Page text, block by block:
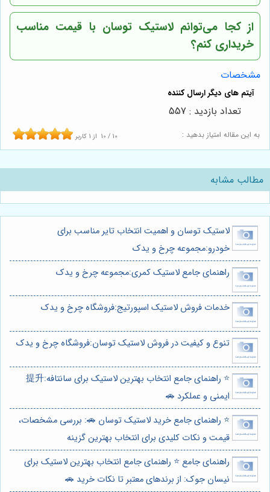
از کجا می‌توانم لاستیک توسان با قیمت مناسب
خریداری کنم؟
مشخصات
به این مقاله امتیاز بدهید : 10 / 10 از 1 کاربر
تعداد بازدید : 557
مطالب مشابه
لاستیک توسان و اهمیت انتخاب تایر مناسب برای
خودرو:مجموعه چرخ و یدک
راهنمای جامع لاستیک کمری:مجموعه چرخ و یدک
خدمات فروش لاستیک اسپورتیج:فروشگاه چرخ و یدک
تنوع و کیفیت در فروش لاستیک توسان:فروشگاه چرخ و یدک
⭐️ راهنمای جامع انتخاب بهترین لاستیک برای سانتافه:提升
ایمنی و عملکرد 🚗
⭐️ راهنمای جامع خرید لاستیک توسان 🚗: بررسی مشخصات،
قیمت و نکات کلیدی برای انتخاب بهترین گزینه
راهنمای جامع ⭐️ راهنمای جامع انتخاب بهترین لاستیک برای
نیسان جوک: از برندهای معتبر تا نکات خرید 🚗